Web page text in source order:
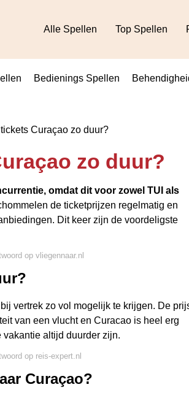
Alle Spellen Top Spellen
Bedienings Spellen
Curaçao zo duur?
zo duur?
omdat dit voor zowel TUI als
de ticketprijzen regelmatig en
Dit keer zijn de voordeligste
op vliegennaar.nl
vertrek zo vol mogelijk te krijgen. De
van een vlucht en Curacao is heel erg
altijd duurder zijn.
op reis-expert.nl
Curaçao?